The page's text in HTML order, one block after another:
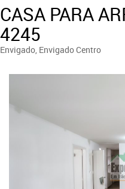
CASA PARA
4245
Envigado, Envigado Centro